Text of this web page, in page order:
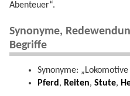
Abenteuer“.
Synonyme,
Begriffe
Synonyme:
Pferd , Reiten, Stute,